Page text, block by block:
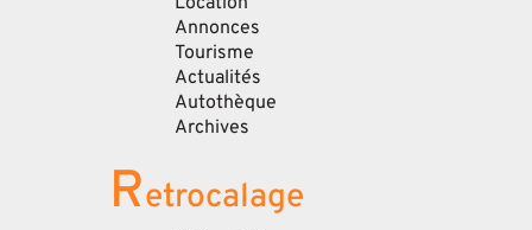
Annonces
Tourisme
Actualités
Autothèque
Archives
Retrocalage